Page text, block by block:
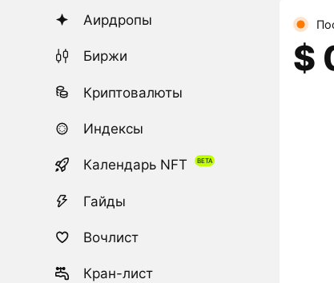
Аирдропы
Биржи
Криптовалюты
Индексы
Календарь NFT
Гайды
Вочлист
Кран-лист
$